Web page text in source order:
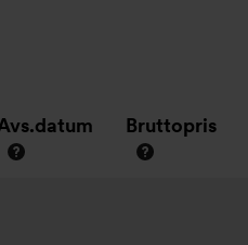
Bruttopris